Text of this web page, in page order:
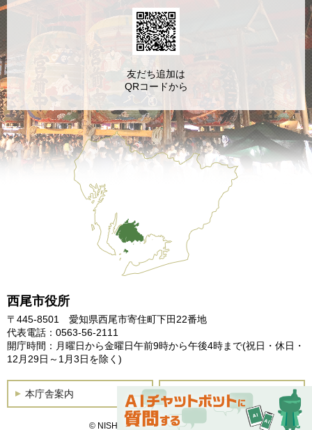
西尾市役所
〒445-8501 愛知県西尾市寄住町下田22番地
代表電話：0563-56-2111
開庁時間：月曜日から金曜日午前9時から午後4時まで(祝日・休日・
12月29日～1月3日を除く)
本庁舎案内 土曜開庁
© NISHIO City, All Rights Reserved.
友だち追加は
QRコードから